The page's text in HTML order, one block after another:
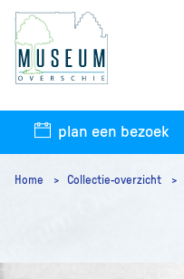
plan een bezoek
Home Collectie-overzicht